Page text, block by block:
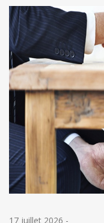
17 juillet 2026 -